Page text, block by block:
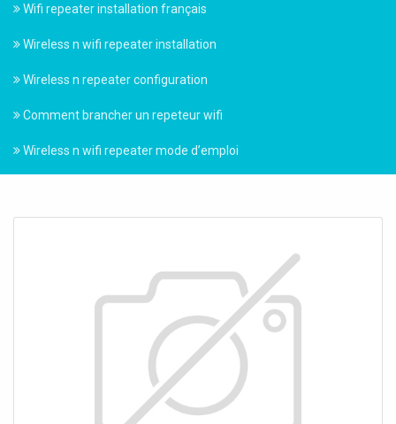
Wifi repeater installation français
Wireless n wifi repeater installation
Wireless n repeater configuration
Comment brancher un repeteur wifi
Wireless n wifi repeater mode d’emploi